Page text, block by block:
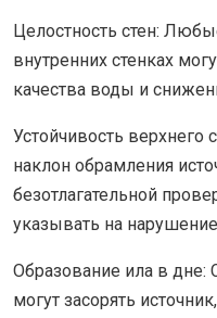
Целостность стен:
внутренних стенках
качества воды и
Устойчивость
наклон обрамления
безотлагательной
указывать на
Образование ила в дне:
могут засорять